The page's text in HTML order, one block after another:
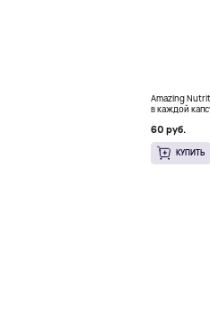
Amazing
в каждой
60 руб.
КУПИТЬ